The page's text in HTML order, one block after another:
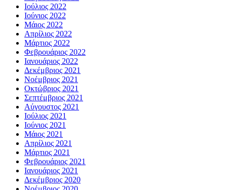
Ιούλιος 2022
Ιούνιος 2022
Μάιος 2022
Απρίλιος 2022
Μάρτιος 2022
Φεβρουάριος 2022
Ιανουάριος 2022
Δεκέμβριος 2021
Νοέμβριος 2021
Οκτώβριος 2021
Σεπτέμβριος 2021
Αύγουστος 2021
Ιούλιος 2021
Ιούνιος 2021
Μάιος 2021
Απρίλιος 2021
Μάρτιος 2021
Φεβρουάριος 2021
Ιανουάριος 2021
Δεκέμβριος 2020